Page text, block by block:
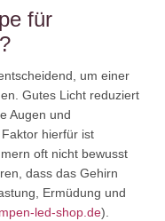
für
um einer
Gutes Licht reduziert
Augen und
hierfür ist
oft nicht bewusst
dass das Gehirn
Ermüdung und
led-shop.de).